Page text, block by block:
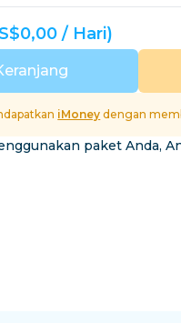
Semua Destinasi
/ Hari)
iMoney dengan
paket Anda,